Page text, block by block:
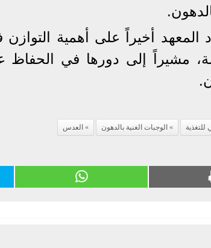
المعهد أخيراً على أهمية التوازن
مشيراً إلى دورها في الحفاظ
للتغذية الوجبات الغنية بالدهون العدس